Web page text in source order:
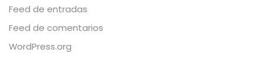
Feed de entradas
Feed de comentarios
WordPress.org